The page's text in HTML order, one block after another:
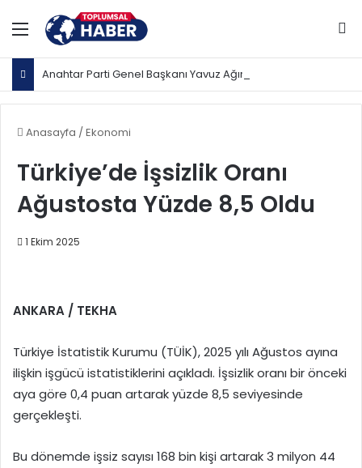
Menü
Anasayfa / Ekonomi
Türkiye’de İşsizlik Oranı
Ağustosta Yüzde 8,5 Oldu
1 Ekim 2025
ANKARA / TEKHA
Türkiye İstatistik Kurumu (TÜİK), 2025 yılı Ağustos ayına
ilişkin işgücü istatistiklerini açıkladı. İşsizlik oranı bir önceki
aya göre 0,4 puan artarak yüzde 8,5 seviyesinde
gerçekleşti.
Bu dönemde işsiz sayısı 168 bin kişi artarak 3 milyon 44